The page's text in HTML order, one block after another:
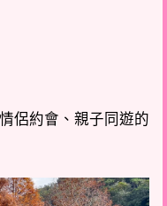
侶約會、親子同遊的